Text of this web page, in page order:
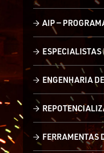
AIP —
ESPECIALISTAS
ENGENHARIA
FERRAMENTAS